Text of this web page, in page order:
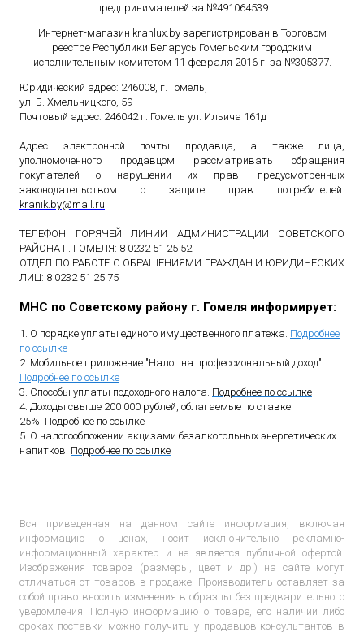
предпринимателей за №491064539
Интернет-магазин kranlux.by зарегистрирован в Торговом
реестре Республики Беларусь Гомельским городским
исполнительным комитетом 11 февраля 2016 г. за №305377.
Юридический адрес: 246008, г. Гомель,
ул. Б. Хмельницкого, 59
Почтовый адрес: 246042 г. Гомель ул. Ильича 161д
Адрес электронной почты продавца, а также лица,
уполномоченного продавцом рассматривать обращения
покупателей о нарушении их прав, предусмотренных
законодательством о защите прав потребителей:
kranik by@mail ru
ТЕЛЕФОН ГОРЯЧЕЙ ЛИНИИ АДМИНИСТРАЦИИ СОВЕТСКОГО
РАЙОНА Г. ГОМЕЛЯ: 8 0232 51 25 52
ОТДЕЛ ПО РАБОТЕ С ОБРАЩЕНИЯМИ ГРАЖДАН И ЮРИДИЧЕСКИХ
ЛИЦ: 8 0232 51 25 75
МНС по Советскому району г. Гомеля информирует:
1. О порядке уплаты единого имущественного платежа. Подробнее
по ссылке
2. Мобильное приложение "Налог на профессиональный доход"
Подробнее по ссылке
3. Способы уплаты подоходного налога. Подробнее по ссылке
4. Доходы свыше 200 000 рублей, облагаемые по ставке
25%. Подробнее по ссылке
5. О налогообложении акцизами безалкогольных энергетических
напитков. Подробнее по ссылке
Вся приведенная на данном сайте информация, включая
информацию о ценах, носит исключительно рекламно-
информационный характер и не является публичной офертой.
Изображения товаров (размеры, цвет и др.) на сайте могут
отличаться от товаров в продаже. Производитель оставляет за
собой право вносить изменения в образцы без предварительного
уведомления. Полную информацию о товаре, его наличии либо
сроках поставки можно получить у продавцов-консультантов в